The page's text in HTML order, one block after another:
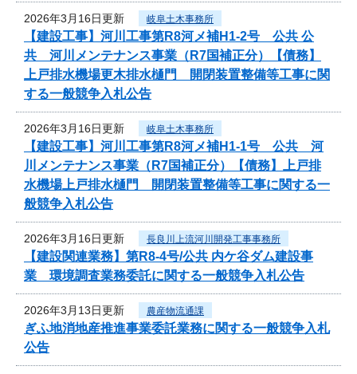
2026年3月16日更新 岐阜土木事務所
【建設工事】河川工事第R8河メ補H1-2号 公共 公
共 河川メンテナンス事業（R7国補正分）【債務】
上戸排水機場更木排水樋門 開閉装置整備等工事に関
する一般競争入札公告
2026年3月16日更新 岐阜土木事務所
【建設工事】河川工事第R8河メ補H1-1号 公共 河
川メンテナンス事業（R7国補正分）【債務】上戸排
水機場上戸排水樋門 開閉装置整備等工事に関する一
般競争入札公告
2026年3月16日更新 長良川上流河川開発工事事務所
【建設関連業務】第R8-4号/公共 内ケ谷ダム建設事
業 環境調査業務委託に関する一般競争入札公告
2026年3月13日更新 農産物流通課
ぎふ地消地産推進事業委託業務に関する一般競争入札
公告